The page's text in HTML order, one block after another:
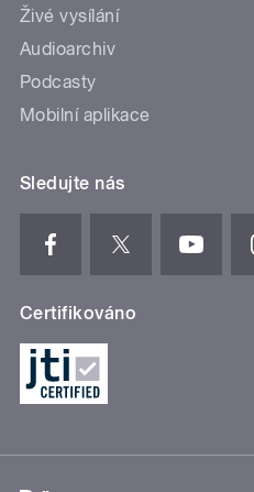
Živé vysílání
Audioarchiv
Podcasty
Mobilní aplikace
Sledujte nás
Certifikováno